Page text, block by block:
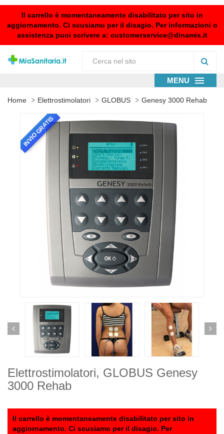
Il carrello è momentaneamente disabilitato per sito in
aggiornamento. Ci scusiamo per il disagio. Per informazioni o
assistenza puoi scrivere a: customerservice@dinamis.it
MENU
Home Elettrostimolatori GLOBUS Genesy 3000 Rehab
INVIO GRATIS
Elettrostimolatori, GLOBUS Genesy
3000 Rehab
Il carrello è momentaneamente disabilitato per sito in
aggiornamento. Ci scusiamo per il disagio. Per